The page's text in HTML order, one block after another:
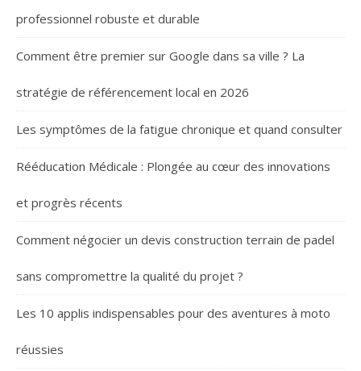
professionnel robuste et durable
Comment être premier sur Google dans sa ville ? La
stratégie de référencement local en 2026
Les symptômes de la fatigue chronique et quand consulter
Rééducation Médicale : Plongée au cœur des innovations
et progrès récents
Comment négocier un devis construction terrain de padel
sans compromettre la qualité du projet ?
Les 10 applis indispensables pour des aventures à moto
réussies